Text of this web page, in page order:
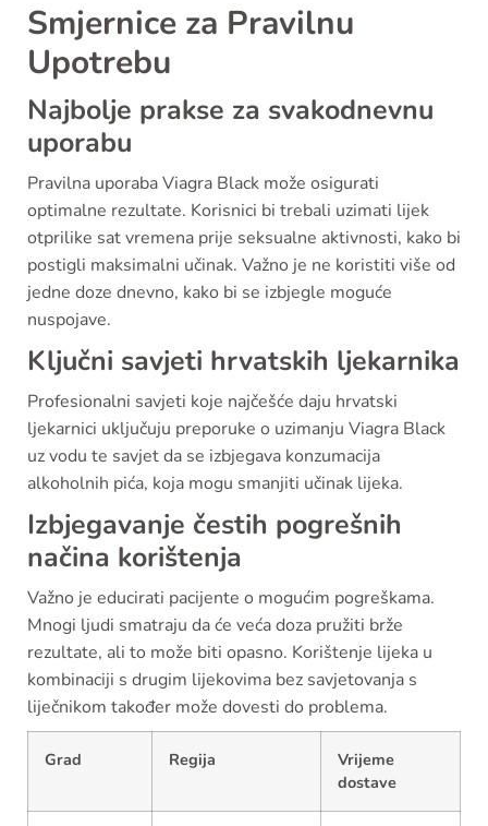
Smjernice za Pravilnu
Upotrebu
Najbolje prakse za svakodnevnu
uporabu
Pravilna uporaba Viagra Black može osigurati
optimalne rezultate. Korisnici bi trebali uzimati lijek
otprilike sat vremena prije seksualne aktivnosti, kako bi
postigli maksimalni učinak. Važno je ne koristiti više od
jedne doze dnevno, kako bi se izbjegle moguće
nuspojave.
Ključni savjeti hrvatskih ljekarnika
Profesionalni savjeti koje najčešće daju hrvatski
ljekarnici uključuju preporuke o uzimanju Viagra Black
uz vodu te savjet da se izbjegava konzumacija
alkoholnih pića, koja mogu smanjiti učinak lijeka.
Izbjegavanje čestih pogrešnih
načina korištenja
Važno je educirati pacijente o mogućim pogreškama.
Mnogi ljudi smatraju da će veća doza pružiti brže
rezultate, ali to može biti opasno. Korištenje lijeka u
kombinaciji s drugim lijekovima bez savjetovanja s
liječnikom također može dovesti do problema.
Grad Regija
Vrijeme
dostave